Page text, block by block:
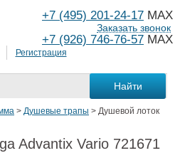
Регистрация
+7 (495) 201-24-17 MAX
+7 (926) 746-76-57 MAX
Заказать звонок
> Душевые трапы > Душевой лоток
Advantix Vario 721671